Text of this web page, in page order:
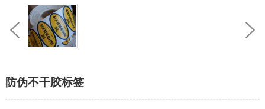
防伪不干胶标签